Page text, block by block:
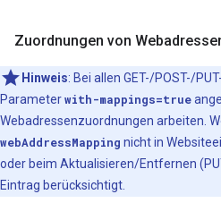
Zuordnungen von
Hinweis: Bei allen GET-/POST-/
Parameterwith-mappings=true
Webadressenzuordnungen arbeiten.
webAddressMapping nicht in
oder beim Aktualisieren/Entfernen
Eintrag berücksichtigt.